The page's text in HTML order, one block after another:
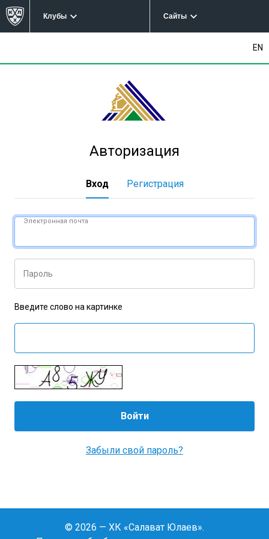
Клубы Сайты
EN
Авторизация
Вход Регистрация
Электронная почта
Пароль
Введите слово на картинке
Забыли свой пароль?
© 2026 — ХК «Салават Юлаев».